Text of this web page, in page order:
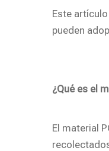
Este
pueden
¿Qué es el
El material